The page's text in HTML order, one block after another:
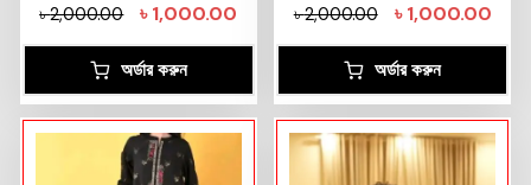
৳2,000.00 ৳1,000.00
অর্ডার করুন
৳2,000.00 ৳1,000.00
অর্ডার করুন